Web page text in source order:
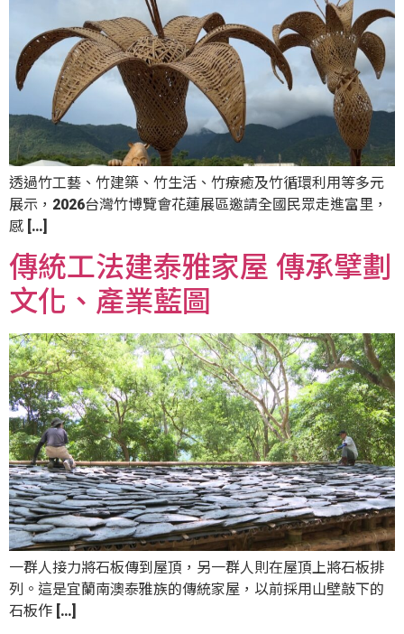
透過竹工藝、竹建築、竹生活、竹療癒及竹循環利用等多元
展示，2026台灣竹博覽會花蓮展區邀請全國民眾走進富里，
感 […]
傳統工法建泰雅家屋 傳承擘劃
文化、產業藍圖
一群人接力將石板傳到屋頂，另一群人則在屋頂上將石板排
列。這是宜蘭南澳泰雅族的傳統家屋，以前採用山壁敲下的
石板作 […]